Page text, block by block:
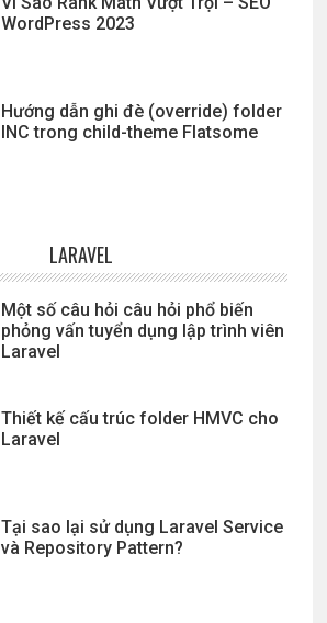
WordPress 2023
Hướng dẫn ghi đè (override) folder
INC trong child-theme Flatsome
LARAVEL
Một số câu hỏi câu hỏi phổ biến
phỏng vấn tuyển dụng lập trình viên
Laravel
Thiết kế cấu trúc folder HMVC cho
Laravel
Tại sao lại sử dụng Laravel Service
và Repository Pattern?